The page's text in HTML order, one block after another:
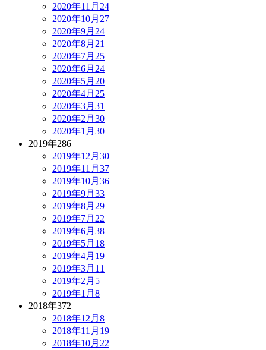
2020年11月 24
2020年10月 27
2020年9月 24
2020年8月 21
2020年7月 25
2020年6月 24
2020年5月 20
2020年4月 25
2020年3月 31
2020年2月 30
2020年1月 30
2019年286
2019年12月 30
2019年11月 37
2019年10月 36
2019年9月 33
2019年8月 29
2019年7月 22
2019年6月 38
2019年5月 18
2019年4月 19
2019年3月 11
2019年2月 5
2019年1月 8
2018年372
2018年12月 8
2018年11月 19
2018年10月 22